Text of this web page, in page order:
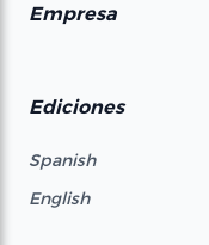
Empresa
Ediciones
Spanish
English